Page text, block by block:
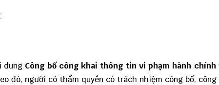
dung Công bố công khai thông tin vi phạm hành chính
đó, người có thẩm quyền có trách nhiệm công bố,